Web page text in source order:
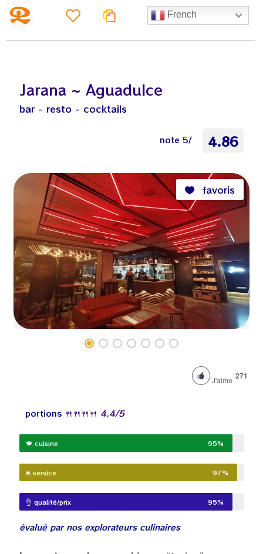
French
Jarana ~ Aguadulce
bar - resto - cocktails
note 5/ 4.86
favoris
J'aime 271
portions 🍴 🍴 🍴 🍴 4,4/5
🍽️ cuisine 95%
🛎️ service 97%
👌 qualité/prix 95%
évalué par nos explorateurs culinaires